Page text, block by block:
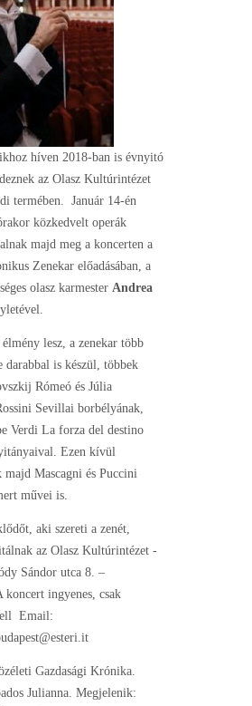
híven 2018-ban is évnyitó
az Olasz Kultúrintézet
termében. Január 14-én
közkedvelt operák
majd meg a koncerten a
Zenekar előadásában, a
olasz karmester Andrea
lesz, a zenekar több
darabbal is készül, többek
Rómeó és Júlia
Sevillai borbélyának,
Verdi La forza del destino
Ezen kívül
majd Mascagni és Puccini
művei is.
aki szereti a zenét,
az Olasz Kultúrintézet -
Sándor utca 8. –
koncert ingyenes, csak
Email:
Gazdasági Krónika.
Julianna. Megjelenik: